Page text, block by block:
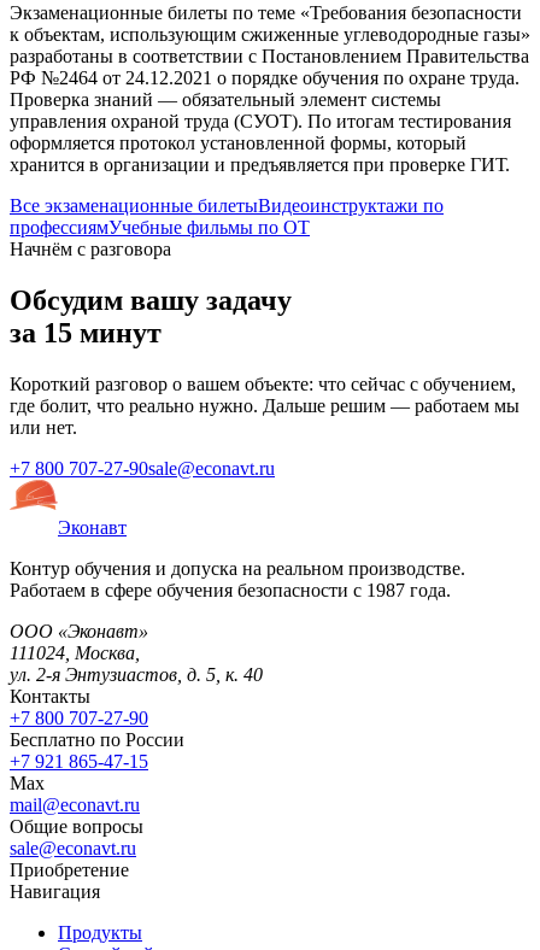
Экзаменационные билеты по теме «Требования безопасности
к объектам, использующим сжиженные углеводородные газы»
разработаны в соответствии с Постановлением Правительства
РФ №2464 от 24.12.2021 о порядке обучения по охране труда.
Проверка знаний — обязательный элемент системы
управления охраной труда (СУОТ). По итогам тестирования
оформляется протокол установленной формы, который
хранится в организации и предъявляется при проверке ГИТ.
Все экзаменационные билетыВидеоинструктажи по
профессиямУчебные фильмы по ОТ
Начнём с разговора
Обсудим вашу задачу
за 15 минут
Короткий разговор о вашем объекте: что сейчас с обучением,
где болит, что реально нужно. Дальше решим — работаем мы
или нет.
+7 800 707-27-90sale@econavt.ru
Эконавт
Контур обучения и допуска на реальном производстве.
Работаем в сфере обучения безопасности с 1987 года.
ООО «Эконавт»
111024 Москва
ул. 2-я Энтузиастов, д. 5, к. 40
Контакты
+7 800 707-27-90
Бесплатно по России
+7 921 865-47-15
Max
mail@econavt.ru
Общие вопросы
sale@econavt.ru
Приобретение
Навигация
Продукты